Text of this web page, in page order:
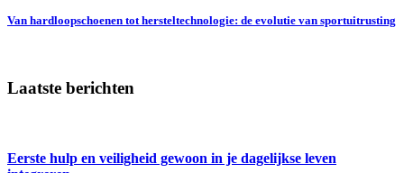
Van hardloopschoenen tot hersteltechnologie: de evolutie van sportuitrusting
Laatste berichten
Eerste hulp en veiligheid gewoon in je dagelijkse leven